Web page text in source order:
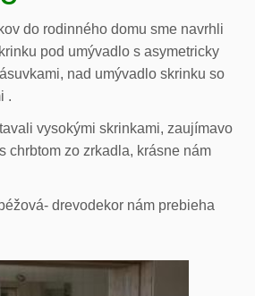
do rodinného domu sme navrhli
pod umývadlo s asymetricky
nad umývadlo skrinku so
.
vysokými skrinkami, zaujímavo
chrbtom zo zrkadla, krásne nám
drevodekor nám prebieha